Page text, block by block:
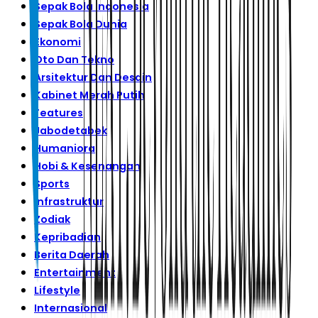
Sepak Bola Indonesia
Sepak Bola Dunia
Ekonomi
Oto Dan Tekno
Arsitektur Dan Desain
Kabinet Merah Putih
Features
Jabodetabek
Humaniora
Hobi & Kesenangan
Sports
Infrastruktur
Zodiak
Kepribadian
Berita Daerah
Entertainment
Lifestyle
Internasional